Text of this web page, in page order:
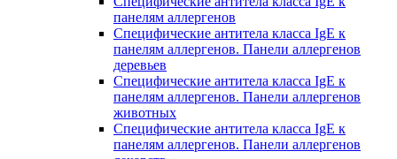
панелям аллергенов
Специфические антитела класса IgE к
панелям аллергенов. Панели аллергенов
деревьев
Специфические антитела класса IgE к
панелям аллергенов. Панели аллергенов
животных
Специфические антитела класса IgE к
панелям аллергенов. Панели аллергенов